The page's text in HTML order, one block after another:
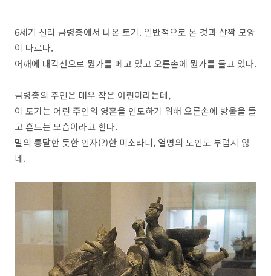
6세기 신라 금령총에서 나온 토기. 일반적으로 본 것과 살짝 모양
이 다르다.
어깨에 대각선으로 뭔가를 메고 있고 오른손에 뭔가를 들고 있다.
금령총의 주인은 매우 작은 어린이라는데,
이 토기는 어린 주인의 영혼을 인도하기 위해 오른손에 방울을 들
고 흔드는 모습이라고 한다.
말의 통달한 듯한 인자(?)한 미소라니, 열명의 도인도 부럽지 않
네.